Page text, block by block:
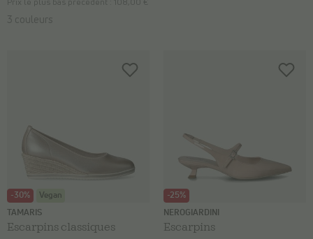
Prix le plus bas précédent : 108,00 €
3 couleurs
-30% Vegan
TAMARIS
Escarpins classiques
-25%
NEROGIARDINI
Escarpins